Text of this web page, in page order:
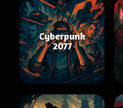
Cyberpunk
2077